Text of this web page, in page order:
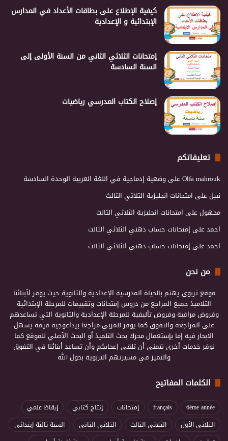
كيفية الإطلاع على بطاقات الأعداد في المدارس
الإبتدائية و الإعدادية
إمتحانات الثلاثي الثاني من السنة الأولى إلى
السنة السادسة
إصلاح الكتاب المدرسي رياضيات
تعليقاتكم
Olfa mahroukعلى وضعية إدماجية في اللغة العربية الوحدة السادسة
نبيلعلى امتحانات انجليزية الثلاثي الثالث
مجهولعلى امتحانات انجليزية الثلاثي الثالث
احمدعلى إمتحانات حساب ذهني الثلاثي الثالث
احمدعلى إمتحانات حساب ذهني الثلاثي الثالث
من نحن
موقع تربوي يهتم بالحياة المدرسية الإعدادية والثانوية حيث يوفر لأبنائنا
التلاميذ جميع المراجع من دروس إمتحانات وتقييمات للمرحلة الإبتدائية
وفروض مراقبة وفروض تأليفية للمرحلة الإعدادية والثانوية التي تساعدهم
على المراجعة والتفوق كما يوفر للمربي مراجعا بيداغوجية قيمة يسهل
الابحار فيه إما بإستعمال محرك بحث التلميذ أو البحث الأصلي للموقع كما
نوفر خدمات أخرى نتمنى أن تلقى إعجابكم وأن تساعد أبنائنا في التفوق
والتميز في مسيرتهم التربوية بحول الله
الكلمات المفاتيح
6ème année
français إمتحانات إنتاج كتابي
إيقاظ علمي
الثلاثي الأول
الثلاثي الثالث الثلاثي الثاني
السنة ثالثة إبتدائي